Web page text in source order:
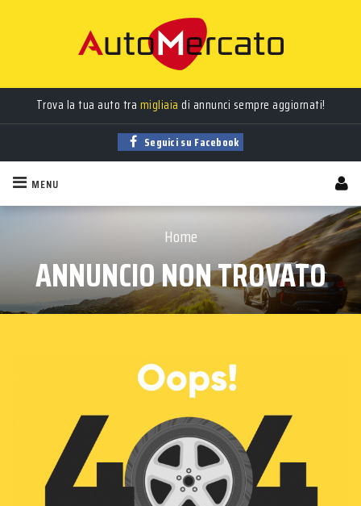
Trova la tua auto tra migliaia di annunci sempre aggiornati!
Seguici su Facebook
MENU
Home
ANNUNCIO NON TROVATO